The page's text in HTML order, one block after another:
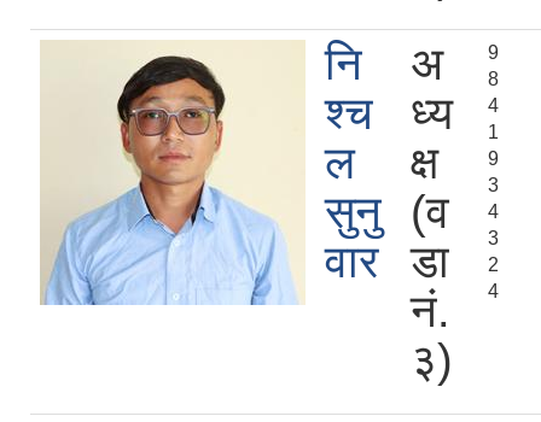
नि
श्च
ल
सुनु
वार
अ
ध्य
क्ष
(व
डा
नं.
३)
9
8
4
1
9
3
4
3
2
4